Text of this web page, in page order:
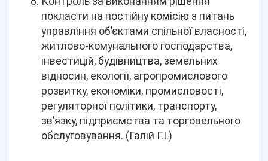
покласти на постійну комісію з питань
управління об’єктами спільної власності,
житлово-комунального господарства,
інвестицій, будівництва, земельних
відносин, екології, агропромислового
розвитку, економіки, промисловості,
регуляторної політики, транспорту,
зв’язку, підприємства та торговельного
обслуговування. (Галій Г.І.)